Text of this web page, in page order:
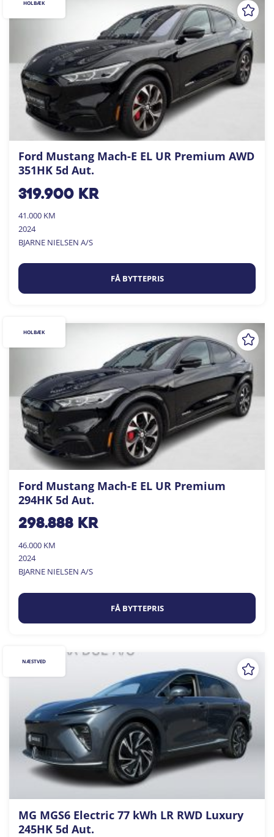
Ford Mustang Mach-E EL UR Premium AWD
351HK 5d Aut.
319.900kr
41.000 KM
2024
BJARNE NIELSEN A/S
FÅ BYTTEPRIS
HOLBÆK
Ford Mustang Mach-E EL UR Premium
294HK 5d Aut.
298.888kr
46.000 KM
2024
BJARNE NIELSEN A/S
FÅ BYTTEPRIS
HOLBÆK
MG MGS6 Electric 77 kWh LR RWD Luxury
245HK 5d Aut.
NÆSTVED